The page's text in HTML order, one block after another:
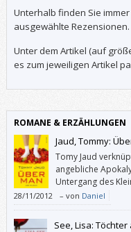
Unterhalb finden Sie
ausgewählte Rezensionen.
Unter dem Artikel (auf
es zum jeweiligen Artikel
ROMANE & ERZÄHLUNGEN
Jaud, Tommy:
Tomy Jaud
angebliche
Untergang des
Versuche, sich,
Apokalypse zu retten, sind
28/11/2012 – von Daniel
See, Lisa: